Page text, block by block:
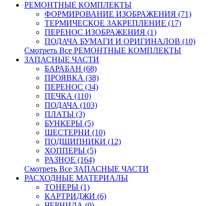
РЕМОНТНЫЕ КОМПЛЕКТЫ
ФОРМИРОВАНИЕ ИЗОБРАЖЕНИЯ (71)
ТЕРМИЧЕСКОЕ ЗАКРЕПЛЕНИЕ (17)
ПЕРЕНОС ИЗОБРАЖЕНИЯ (1)
ПОДАЧА БУМАГИ И ОРИГИНАЛОВ (10)
Смотреть Все РЕМОНТНЫЕ КОМПЛЕКТЫ
ЗАПАСНЫЕ ЧАСТИ
БАРАБАН (68)
ПРОЯВКА (38)
ПЕРЕНОС (34)
ПЕЧКА (110)
ПОДАЧА (103)
ПЛАТЫ (3)
БУНКЕРЫ (5)
ШЕСТЕРНИ (10)
ПОДШИПНИКИ (12)
ХОППЕРЫ (5)
РАЗНОЕ (164)
Смотреть Все ЗАПАСНЫЕ ЧАСТИ
РАСХОДНЫЕ МАТЕРИАЛЫ
ТОНЕРЫ (1)
КАРТРИДЖИ (6)